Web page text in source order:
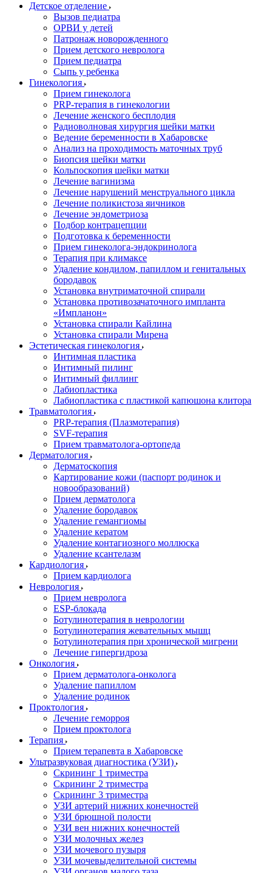
Детское отделение
Вызов педиатра
ОРВИ у детей
Патронаж новорожденного
Прием детского невролога
Прием педиатра
Сыпь у ребенка
Гинекология
Прием гинеколога
PRP-терапия в гинекологии
Лечение женского бесплодия
Радиоволновая хирургия шейки матки
Ведение беременности в Хабаровске
Анализ на проходимость маточных труб
Биопсия шейки матки
Кольпоскопия шейки матки
Лечение вагинизма
Лечение нарушений менструального цикла
Лечение поликистоза яичников
Лечение эндометриоза
Подбор контрацепции
Подготовка к беременности
Прием гинеколога-эндокринолога
Терапия при климаксе
Удаление кондилом, папиллом и генитальных
бородавок
Установка внутриматочной спирали
Установка противозачаточного импланта
«Импланон»
Установка спирали Кайлина
Установка спирали Мирена
Эстетическая гинекология
Интимная пластика
Интимный пилинг
Интимный филлинг
Лабиопластика
Лабиопластика с пластикой капюшона клитора
Травматология
PRP-терапия (Плазмотерапия)
SVF-терапия
Прием травматолога-ортопеда
Дерматология
Дерматоскопия
Картирование кожи (паспорт родинок и
новообразований)
Прием дерматолога
Удаление бородавок
Удаление гемангиомы
Удаление кератом
Удаление контагиозного моллюска
Удаление ксантелазм
Кардиология
Прием кардиолога
Неврология
Прием невролога
ESP-блокада
Ботулинотерапия в неврологии
Ботулинотерапия жевательных мышц
Ботулинотерапия при хронической мигрени
Лечение гипергидроза
Онкология
Прием дерматолога-онколога
Удаление папиллом
Удаление родинок
Проктология
Лечение геморроя
Прием проктолога
Терапия
Прием терапевта в Хабаровске
Ультразвуковая диагностика (УЗИ)
Скрининг 1 триместра
Скрининг 2 триместра
Скрининг 3 триместра
УЗИ артерий нижних конечностей
УЗИ брюшной полости
УЗИ вен нижних конечностей
УЗИ молочных желез
УЗИ мочевого пузыря
УЗИ мочевыделительной системы